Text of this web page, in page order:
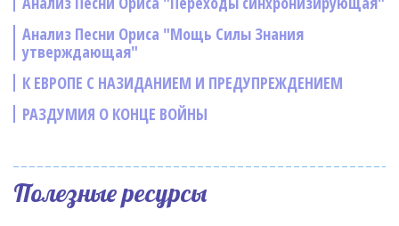
Анализ Песни Ориса "Мощь Силы Знания
утверждающая"
К ЕВРОПЕ С НАЗИДАНИЕМ И ПРЕДУПРЕЖДЕНИЕМ
РАЗДУМИЯ О КОНЦЕ ВОЙНЫ
Полезные ресурсы